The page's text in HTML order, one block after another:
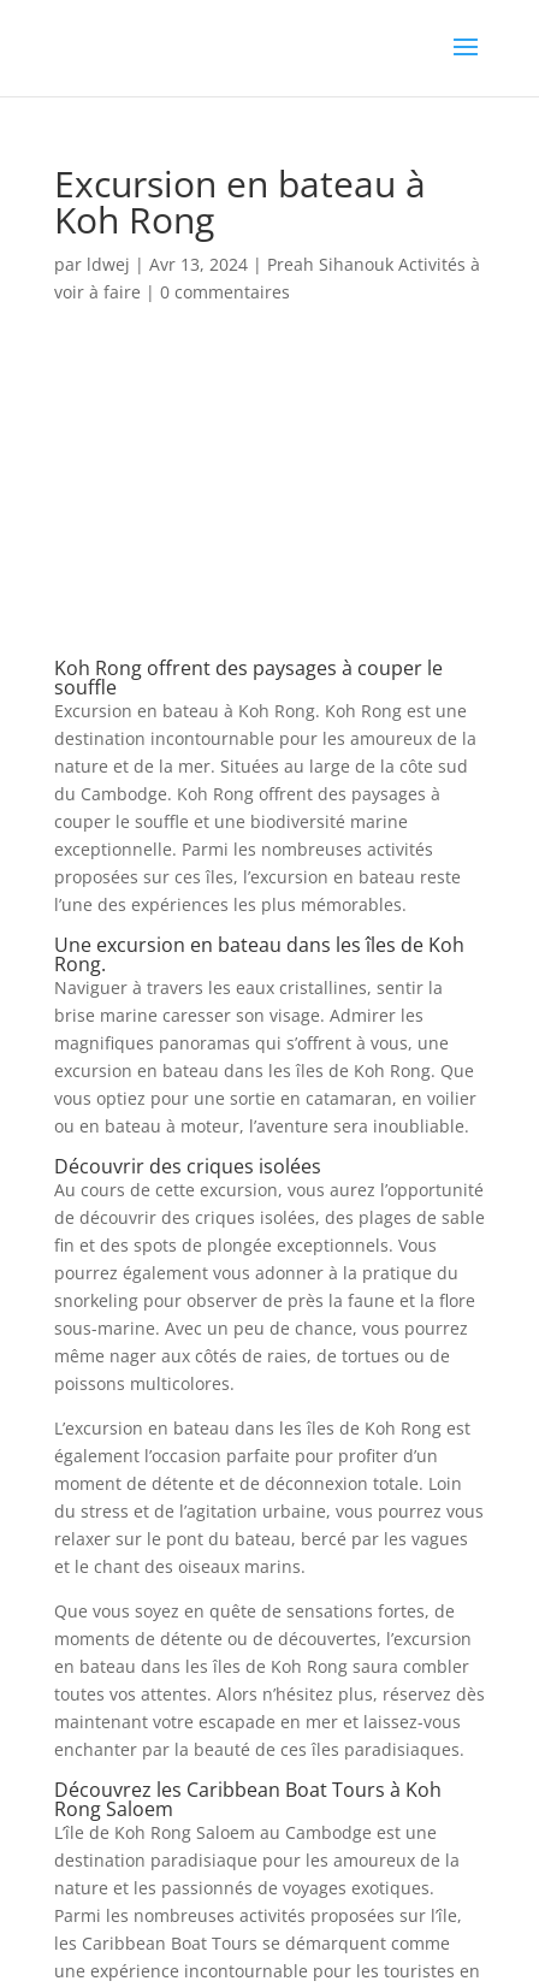
Excursion en bateau à
Koh Rong
par ldwej | Avr 13, 2024| Preah Sihanouk Activités à
voir à faire | 0 commentaires
Koh Rong offrent des paysages à couper le
souffle
Excursion en bateau à Koh Rong. Koh Rong est une
destination incontournable pour les amoureux de la
nature et de la mer. Situées au large de la côte sud
du Cambodge. Koh Rong offrent des paysages à
couper le souffle et une biodiversité marine
exceptionnelle. Parmi les nombreuses activités
proposées sur ces îles, l’excursion en bateau reste
l’une des expériences les plus mémorables.
Une excursion en bateau dans les îles de Koh
Rong.
Naviguer à travers les eaux cristallines, sentir la
brise marine caresser son visage. Admirer les
magnifiques panoramas qui s’offrent à vous, une
excursion en bateau dans les îles de Koh Rong. Que
vous optiez pour une sortie en catamaran, en voilier
ou en bateau à moteur, l’aventure sera inoubliable.
Découvrir des criques isolées
Au cours de cette excursion, vous aurez l’opportunité
de découvrir des criques isolées, des plages de sable
fin et des spots de plongée exceptionnels. Vous
pourrez également vous adonner à la pratique du
snorkeling pour observer de près la faune et la flore
sous-marine. Avec un peu de chance, vous pourrez
même nager aux côtés de raies, de tortues ou de
poissons multicolores.
L’excursion en bateau dans les îles de Koh Rong est
également l’occasion parfaite pour profiter d’un
moment de détente et de déconnexion totale. Loin
du stress et de l’agitation urbaine, vous pourrez vous
relaxer sur le pont du bateau, bercé par les vagues
et le chant des oiseaux marins.
Que vous soyez en quête de sensations fortes, de
moments de détente ou de découvertes, l’excursion
en bateau dans les îles de Koh Rong saura combler
toutes vos attentes. Alors n’hésitez plus, réservez dès
maintenant votre escapade en mer et laissez-vous
enchanter par la beauté de ces îles paradisiaques.
Découvrez les Caribbean Boat Tours à Koh
Rong Saloem
L’île de Koh Rong Saloem au Cambodge est une
destination paradisiaque pour les amoureux de la
nature et les passionnés de voyages exotiques.
Parmi les nombreuses activités proposées sur l’île,
les Caribbean Boat Tours se démarquent comme
une expérience incontournable pour les touristes en